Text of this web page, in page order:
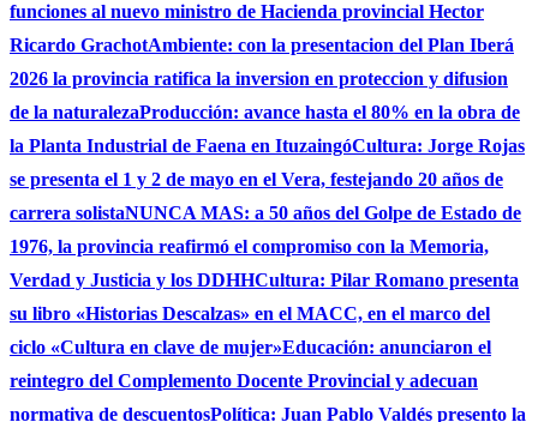
funciones al nuevo ministro de Hacienda provincial Hector
Ricardo GrachotAmbiente: con la presentacion del Plan Iberá
2026 la provincia ratifica la inversion en proteccion y difusion
de la naturalezaProducción: avance hasta el 80% en la obra de
la Planta Industrial de Faena en ItuzaingóCultura: Jorge Rojas
se presenta el 1 y 2 de mayo en el Vera, festejando 20 años de
carrera solistaNUNCA MAS: a 50 años del Golpe de Estado de
1976, la provincia reafirmó el compromiso con la Memoria,
Verdad y Justicia y los DDHHCultura: Pilar Romano presenta
su libro «Historias Descalzas» en el MACC, en el marco del
ciclo «Cultura en clave de mujer»Educación: anunciaron el
reintegro del Complemento Docente Provincial y adecuan
normativa de descuentosPolítica: Juan Pablo Valdés presento la